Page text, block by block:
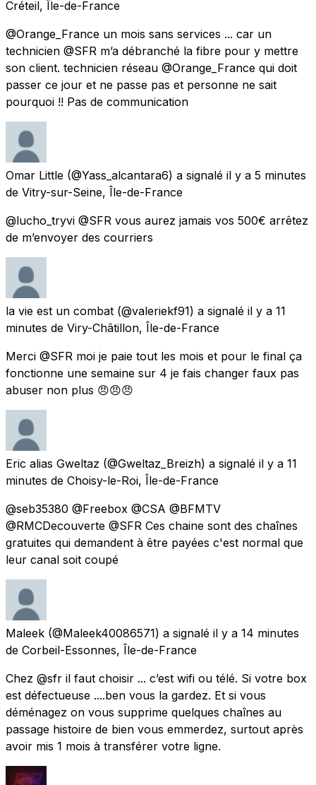
Créteil, Île-de-France
@Orange_France un mois sans services ... car un
technicien @SFR m’a débranché la fibre pour y mettre
son client. technicien réseau @Orange_France qui doit
passer ce jour et ne passe pas et personne ne sait
pourquoi !! Pas de communication
Omar Little (@Yass_alcantara6) a signalé il y a 5 minutes
de Vitry-sur-Seine, Île-de-France
@lucho_tryvi @SFR vous aurez jamais vos 500€ arrêtez
de m’envoyer des courriers
la vie est un combat (@valeriekf91) a signalé il y a 11
minutes de Viry-Châtillon, Île-de-France
Merci @SFR moi je paie tout les mois et pour le final ça
fonctionne une semaine sur 4 je fais changer faux pas
abuser non plus 😠😠😠
Eric alias Gweltaz (@Gweltaz_Breizh) a signalé il y a 11
minutes de Choisy-le-Roi, Île-de-France
@seb35380 @Freebox @CSA @BFMTV
@RMCDecouverte @SFR Ces chaine sont des chaînes
gratuites qui demandent à être payées c'est normal que
leur canal soit coupé
Maleek (@Maleek40086571) a signalé il y a 14 minutes
de Corbeil-Essonnes, Île-de-France
Chez @sfr il faut choisir ... c’est wifi ou télé. Si votre box
est défectueuse ....ben vous la gardez. Et si vous
déménagez on vous supprime quelques chaînes au
passage histoire de bien vous emmerdez, surtout après
avoir mis 1 mois à transférer votre ligne.